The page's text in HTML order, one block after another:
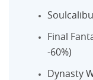
Final
-60%)
Dynasty